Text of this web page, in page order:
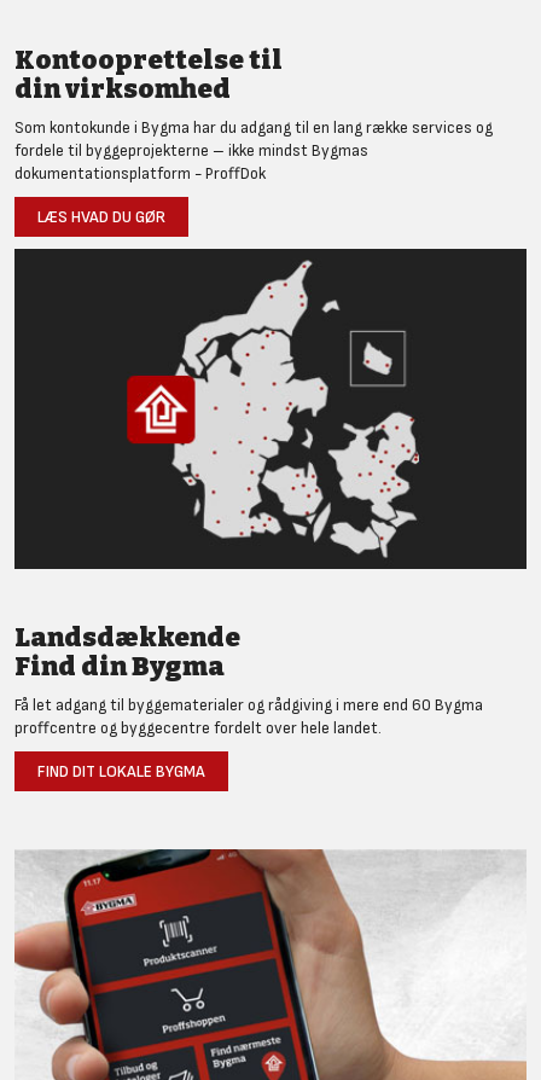
Kontooprettelse til
din virksomhed
Som kontokunde i Bygma har du adgang til en lang række services og
fordele til byggeprojekterne – ikke mindst Bygmas
dokumentationsplatform - ProffDok
LÆS HVAD DU GØR
Landsdækkende
Find din Bygma
Få let adgang til byggematerialer og rådgiving i mere end 60 Bygma
proffcentre og byggecentre fordelt over hele landet.
FIND DIT LOKALE BYGMA